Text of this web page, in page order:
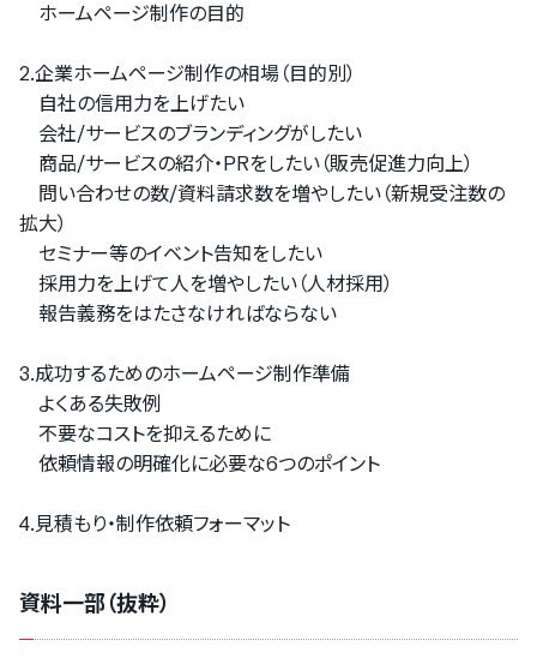
ホームページ制作の目的
2.企業ホームページ制作の相場（目的別）
自社の信用力を上げたい
会社/サービスのブランディングがしたい
商品/サービスの紹介・PRをしたい（販売促進力向上）
問い合わせの数/資料請求数を増やしたい（新規受注数の
拡大）
セミナー等のイベント告知をしたい
採用力を上げて人を増やしたい（人材採用）
報告義務をはたさなければならない
3.成功するためのホームページ制作準備
よくある失敗例
不要なコストを抑えるために
依頼情報の明確化に必要な6つのポイント
4.見積もり・制作依頼フォーマット
資料一部（抜粋）